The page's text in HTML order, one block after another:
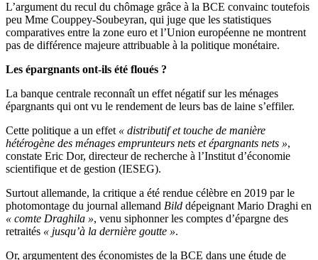
L’argument du recul du chômage grâce à la BCE convainc toutefois
peu Mme Couppey-Soubeyran, qui juge que les statistiques
comparatives entre la zone euro et l’Union européenne ne montrent
pas de différence majeure attribuable à la politique monétaire.
Les épargnants ont-ils été floués ?
La banque centrale reconnaît un effet négatif sur les ménages
épargnants qui ont vu le rendement de leurs bas de laine s’effiler.
Cette politique a un effet « distributif et touche de manière
hétérogène des ménages emprunteurs nets et épargnants nets »,
constate Eric Dor, directeur de recherche à l’Institut d’économie
scientifique et de gestion (IESEG).
Surtout allemande, la critique a été rendue célèbre en 2019 par le
photomontage du journal allemand Bild dépeignant Mario Draghi en
« comte Draghila », venu siphonner les comptes d’épargne des
retraités « jusqu’à la dernière goutte ».
Or, argumentent des économistes de la BCE dans une étude de